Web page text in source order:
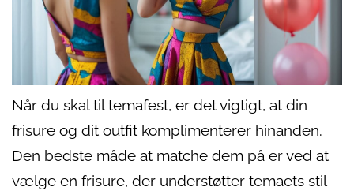
Når du skal til temafest, er det vigtigt, at din
frisure og dit outfit komplimenterer hinanden.
Den bedste måde at matche dem på er ved at
vælge en frisure, der understøtter temaets stil